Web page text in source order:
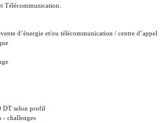
Télécommunication.
d’énergie et/ou télécommunication / centre d’appel
DT selon profil
› challenges